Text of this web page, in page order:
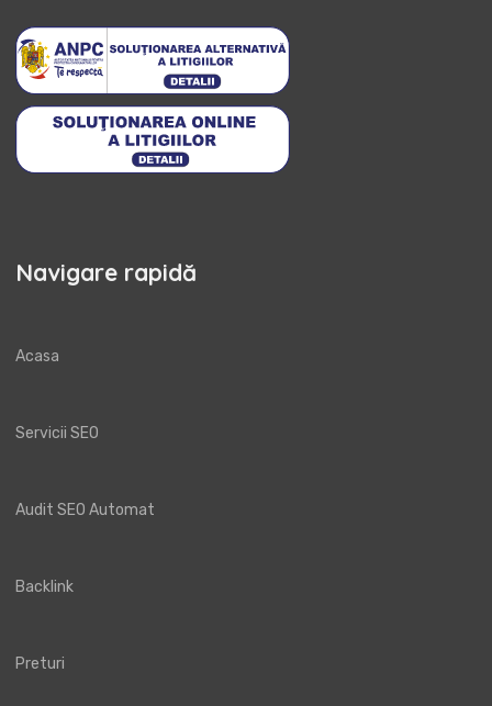
Navigare rapidă
Acasa
Servicii SEO
Audit SEO Automat
Backlink
Preturi